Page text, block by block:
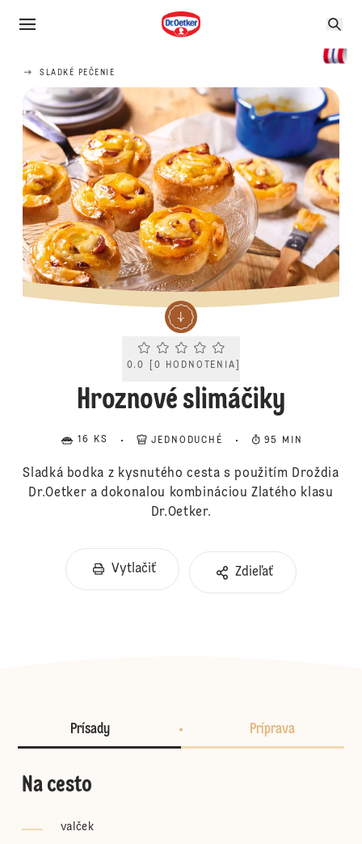
SLADKÉ PEČENIE
Current rating 0.0. Click to rate.
0.0 0 HODNOTENIA
Hroznové slimáčiky
16 KS JEDNODUCHÉ 95 MIN
Sladká bodka z kysnutého cesta s použitím Droždia
Dr.Oetker a dokonalou kombináciou Zlatého klasu
Dr.Oetker.
Vytlačiť Zdieľať
Prísady Príprava
Na cesto
valček